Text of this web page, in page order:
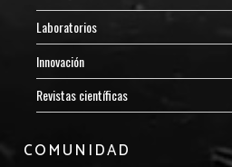
Laboratorios
Innovación
Revistas científicas
COMUNIDAD